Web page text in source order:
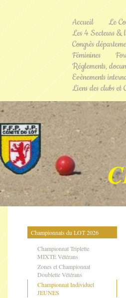
Accueil Le
Les 4 Secteurs &
Congrès
Féminines
Réglements,
Evènements
Liens des clubs et
Championnats du LOT 2026
Championnat Triplette
MIXTE Vétérans
Zones et Championnat
Doublette Vétérans
Championnat Individuel
JEUNES